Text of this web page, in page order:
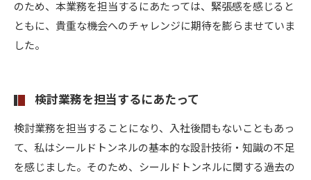
のため、本業務を担当するにあたっては、緊張感を感じると
ともに、貴重な機会へのチャレンジに期待を膨らませていま
した。
検討業務を担当するにあたって
検討業務を担当することになり、入社後間もないこともあっ
て、私はシールドトンネルの基本的な設計技術・知識の不足
を感じました。そのため、シールドトンネルに関する過去の